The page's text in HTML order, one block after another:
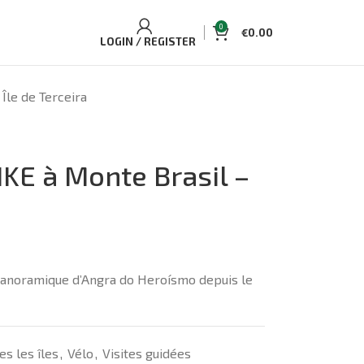
LOGIN / REGISTER
0 €0.00
de Terceira
à Monte Brasil –
d’Angra do Heroísmo depuis le
les îles, Vélo, Visites guidées